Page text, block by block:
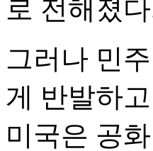
로 전해졌
그러나 민
게 반발하
미국은 공